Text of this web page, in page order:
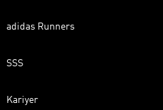
adidas Runners
SSS
Kariyer